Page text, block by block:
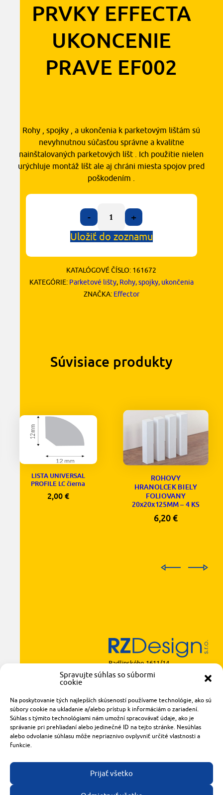
Spravujte súhlas so súbormi
cookie
Na poskytovanie tých najlepších skúseností používame technológie, ako sú
súbory cookie na ukladanie a/alebo prístup k informáciám o zariadení.
Súhlas s týmito technológiami nám umožní spracovávať údaje, ako je
správanie pri prehliadaní alebo jedinečné ID na tejto stránke. Nesúhlas
alebo odvolanie súhlasu môže nepriaznivo ovplyvniť určité vlastnosti a
funkcie.
Prijať všetko
PRVKY EFFECTA
UKONCENIE
PRAVE EF002
Rohy , spojky , a ukončenia k parketovým lištám sú
nevyhnutnou súčasťou správne a kvalitne
nainštalovaných parketových líšt . Ich použitie nielen
urýchluje montáž líšt ale aj chráni miesta spojov pred
poškodením .
-
+
Uložiť do zoznamu
KATALÓGOVÉ ČÍSLO: 161672
KATEGÓRIE: Parketové lišty, Rohy, spojky, ukončenia
ZNAČKA: Effector
Súvisiace produkty
LISTA UNIVERSAL
PROFILE LC čierna
2,00 €
ROHOVY
HRANOLCEK BIELY
FOLIOVANY
20x20x125MM – 4 KS
6,20€
Radlinského 1611/14
921 01 Piešťany
+421 905 119 087
made with
bytomashalo.com